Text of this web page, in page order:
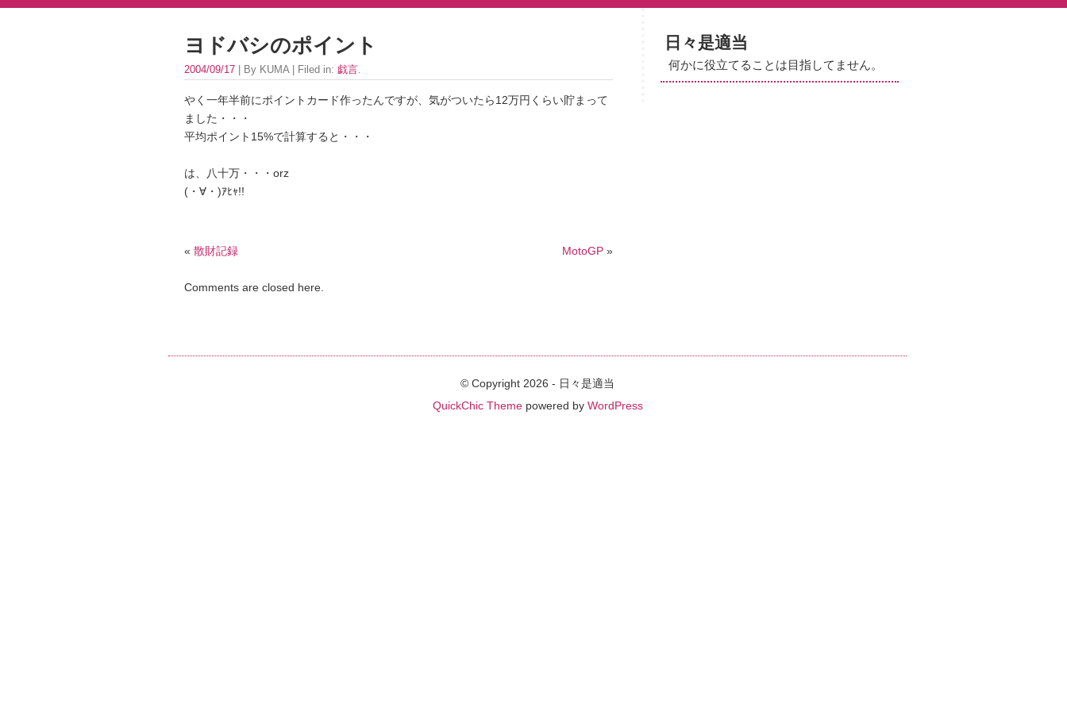
ヨドバシのポイント
2004/09/17 | By KUMA | Filed in: 戯言.
やく一年半前にポイントカード作ったんですが、気がついたら12万円くらい貯まって
ました・・・
平均ポイント15%で計算すると・・・
は、八十万・・・orz
(・∀・)ｱﾋｬ!!
« 散財記録 MotoGP »
Comments are closed here.
日々是適当
何かに役立てることは目指してません。
© Copyright 2026 - 日々是適当
QuickChic Themepowered by WordPress